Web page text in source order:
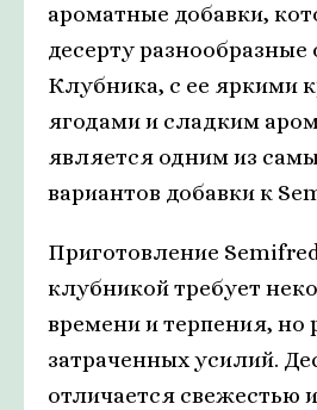
ароматные добавки,
десерту разнообразные
Клубника, с ее яркими
ягодами и сладким
является одним из
вариантов добавки к
Приготовление
клубникой требует
времени и терпения, но
затраченных усилий.
отличается свежестью